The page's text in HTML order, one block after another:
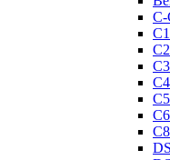
C-
C1
C2
C3
C4
C5
C6
C8